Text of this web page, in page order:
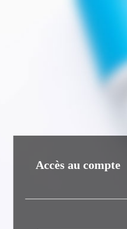
Accès au compte